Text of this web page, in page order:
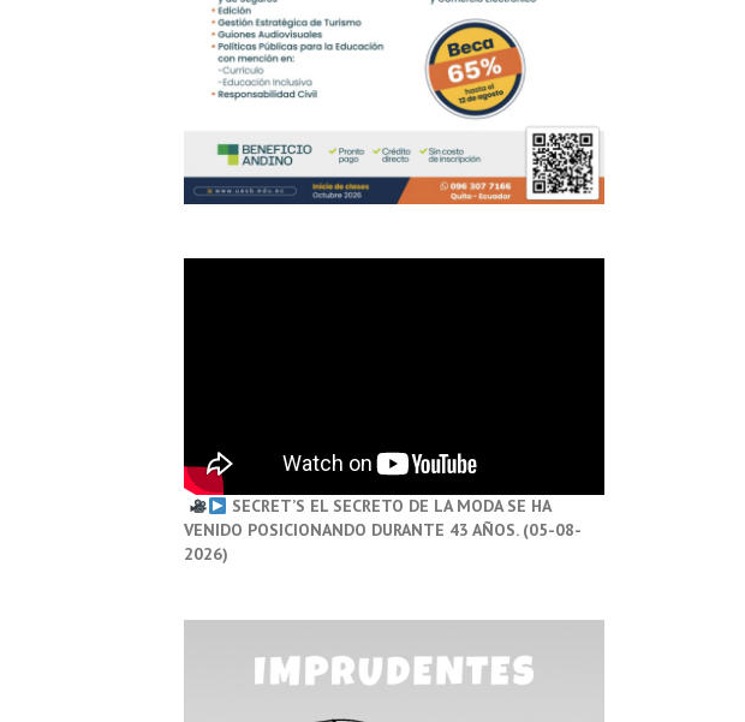
SECRET’S EL SECRETO DE LA MODA SE HA
VENIDO POSICIONANDO DURANTE 43 AÑOS. (05-08-
2026)